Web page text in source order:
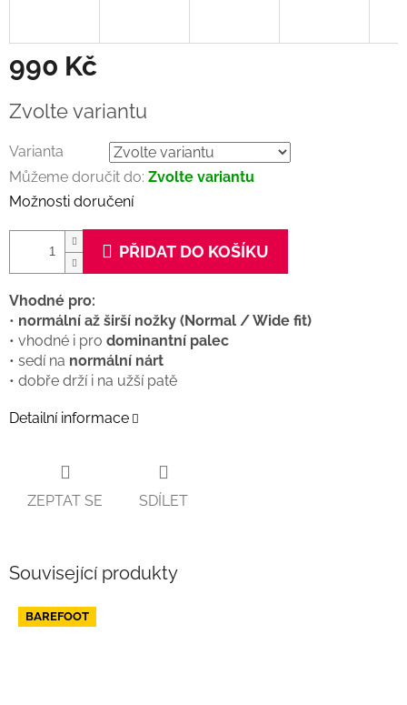
990 Kč
cena:
Zvolte variantu
Varianta
Můžeme doručit do: Zvolte variantu
Možnosti doručení
PŘIDAT DO KOŠÍKU
Vhodné pro:
• normální až širší nožky (Normal / Wide fit)
• vhodné i pro dominantní palec
• sedí na normální nárt
• dobře drží i na užší patě
Detailní informace
ZEPTAT SE SDÍLET
Související produkty
BAREFOOT